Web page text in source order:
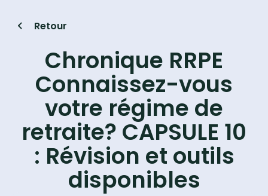
Retour
Chronique RRPE
Connaissez-vous
votre régime de
retraite? CAPSULE 10
: Révision et outils
disponibles